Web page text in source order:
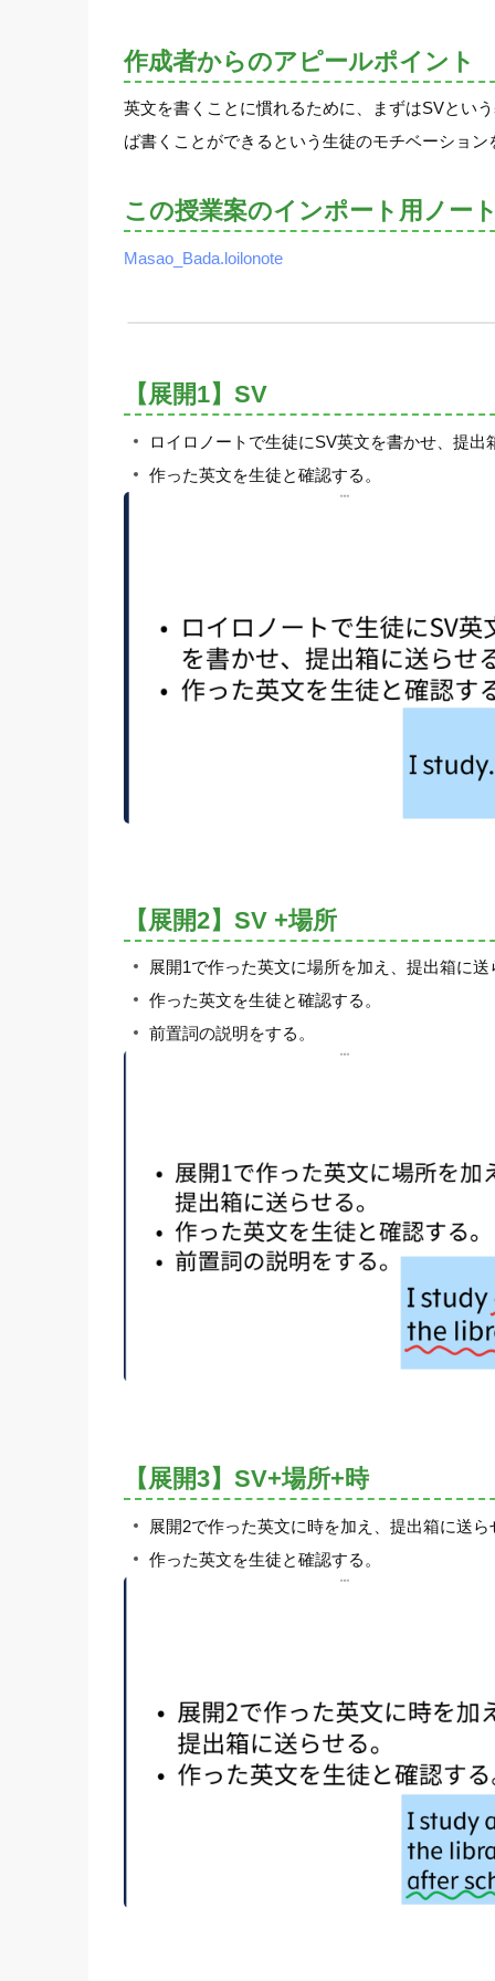
作成者からのアピールポイント
英文を書くことに慣れるために、まずはSVとい
ば書くことができるという生徒のモチベーショ
この授業案のインポート用ノー
Masao_Bada.loilonote
【展開1】SV
ロイロノートで生徒にSV英文を書かせ、提出
作った英文を生徒と確認する。
【展開2】SV +場所
展開1で作った英文に場所を加え、提出箱に送
作った英文を生徒と確認する。
前置詞の説明をする。
【展開3】SV+場所+時
展開2で作った英文に時を加え、提出箱に送ら
作った英文を生徒と確認する。